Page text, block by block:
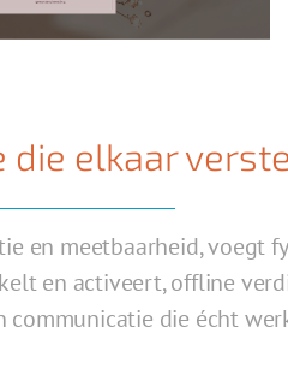
die elkaar
en meetbaarheid, voegt
en activeert, offline
communicatie die écht